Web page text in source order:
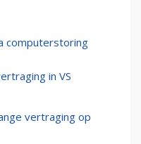
computerstoring
in VS
vertraging op